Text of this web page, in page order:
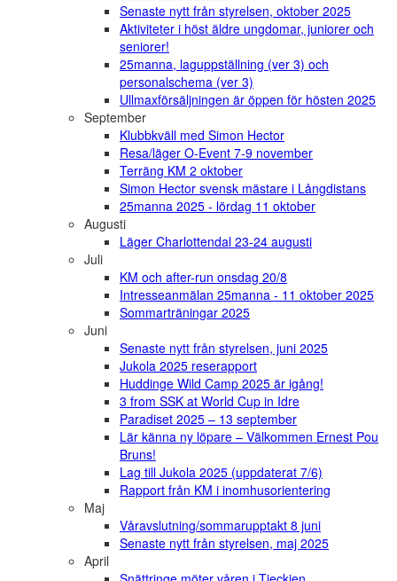
Senaste nytt från styrelsen, oktober 2025
Aktiviteter i höst äldre ungdomar, juniorer och
seniorer!
25manna, laguppställning (ver 3) och
personalschema (ver 3)
Ullmaxförsäljningen är öppen för hösten 2025
September
Klubbkväll med Simon Hector
Resa/läger O-Event 7-9 november
Terräng KM 2 oktober
Simon Hector svensk mästare i Långdistans
25manna 2025 - lördag 11 oktober
Augusti
Läger Charlottendal 23-24 augusti
Juli
KM och after-run onsdag 20/8
Intresseanmälan 25manna - 11 oktober 2025
Sommarträningar 2025
Juni
Senaste nytt från styrelsen, juni 2025
Jukola 2025 reserapport
Huddinge Wild Camp 2025 är igång!
3 from SSK at World Cup in Idre
Paradiset 2025 – 13 september
Lär känna ny löpare – Välkommen Ernest Pou
Bruns!
Lag till Jukola 2025 (uppdaterat 7/6)
Rapport från KM i inomhusorientering
Maj
Våravslutning/sommarupptakt 8 juni
Senaste nytt från styrelsen, maj 2025
April